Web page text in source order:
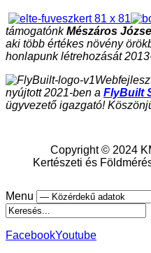
támogatónkMészáros
aki több értékes növény
honlapunk létrehozását
nyújtott 2021-ben a FlyBuilt
ügyvezető igazgató!
Copyright © 2024
Kertészeti és
Menu
FacebookYoutube